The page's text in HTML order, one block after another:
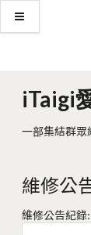
iTaigi
一部集結群
維修公
維修公告紀錄: